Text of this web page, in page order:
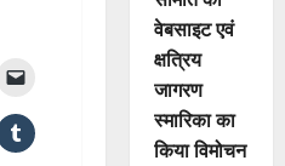
वेबसाइट एवं
क्षत्रिय
जागरण
स्मारिका का
किया विमोचन